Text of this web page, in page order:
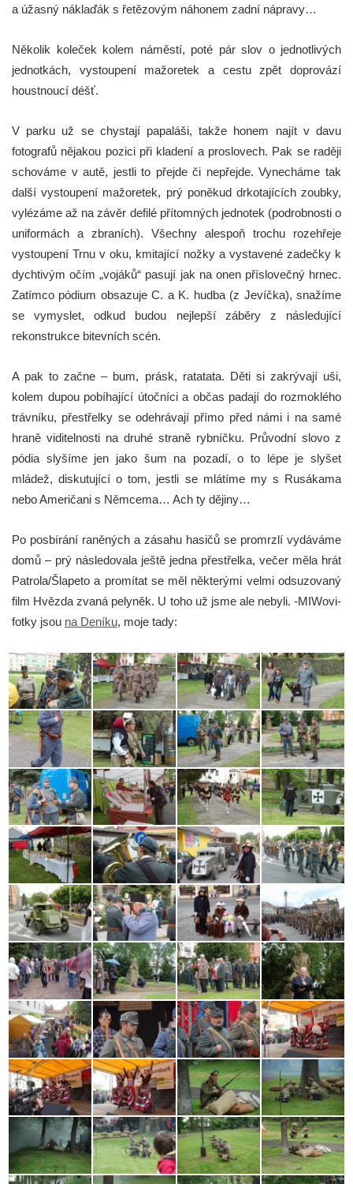
a úžasný náklaďák s řetězovým náhonem zadní nápravy…
Několik koleček kolem náměstí, poté pár slov o jednotlivých
jednotkách, vystoupení mažoretek a cestu zpět doprovází
houstnoucí déšť.
V parku už se chystají papaláši, takže honem najít v davu
fotografů nějakou pozici při kladení a proslovech. Pak se raději
schováme v autě, jestli to přejde či nepřejde. Vynecháme tak
další vystoupení mažoretek, prý poněkud drkotajících zoubky,
vylézáme až na závěr defilé přítomných jednotek (podrobnosti o
uniformách a zbraních). Všechny alespoň trochu rozehřeje
vystoupení Trnu v oku, kmitající nožky a vystavené zadečky k
dychtivým očím „vojáků“ pasují jak na onen příslovečný hrnec.
Zatímco pódium obsazuje C. a K. hudba (z Jevíčka), snažíme
se vymyslet, odkud budou nejlepší záběry z následující
rekonstrukce bitevních scén.
A pak to začne – bum, prásk, ratatata. Děti si zakrývají uši,
kolem dupou pobíhající útočníci a občas padají do rozmoklého
trávníku, přestřelky se odehrávají přímo před námi i na samé
hraně viditelnosti na druhé straně rybníčku. Průvodní slovo z
pódia slyšíme jen jako šum na pozadí, o to lépe je slyšet
mládež, diskutující o tom, jestli se mlátíme my s Rusákama
nebo Američani s Němcema… Ach ty dějiny…
Po posbírání raněných a zásahu hasičů se promrzlí vydáváme
domů – prý následovala ještě jedna přestřelka, večer měla hrát
Patrola/Šlapeto a promítat se měl některými velmi odsuzovaný
film Hvězda zvaná pelyněk. U toho už jsme ale nebyli. -MIWovi-
fotky jsou na Deníku, moje tady: